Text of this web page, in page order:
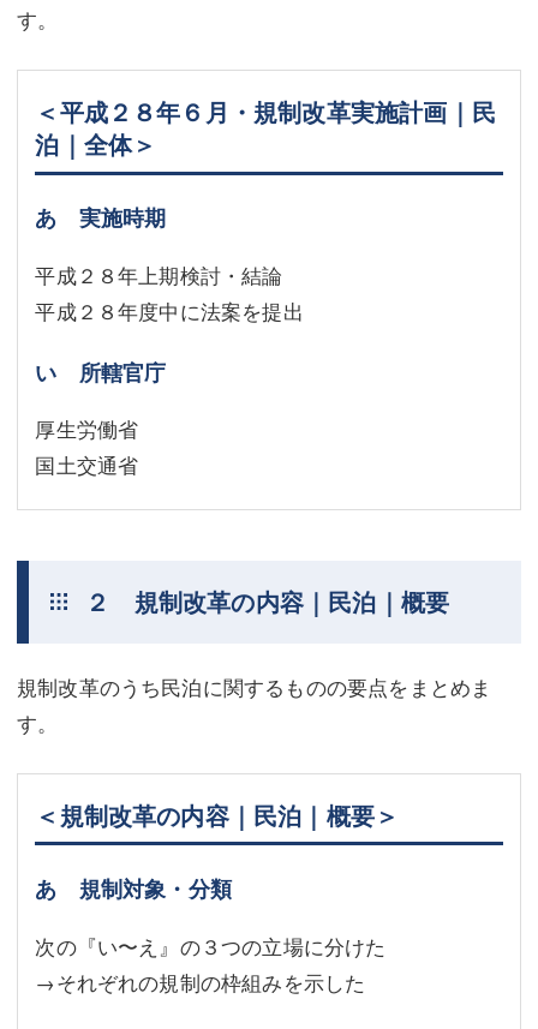
す。
＜平成２８年６月・規制改革実施計画｜民
泊｜全体＞
あ 実施時期
平成２８年上期検討・結論
平成２８年度中に法案を提出
い 所轄官庁
厚生労働省
国土交通省
２ 規制改革の内容｜民泊｜概要
規制改革のうち民泊に関するものの要点をまとめま
す。
＜規制改革の内容｜民泊｜概要＞
あ 規制対象・分類
次の『い〜え』の３つの立場に分けた
→それぞれの規制の枠組みを示した